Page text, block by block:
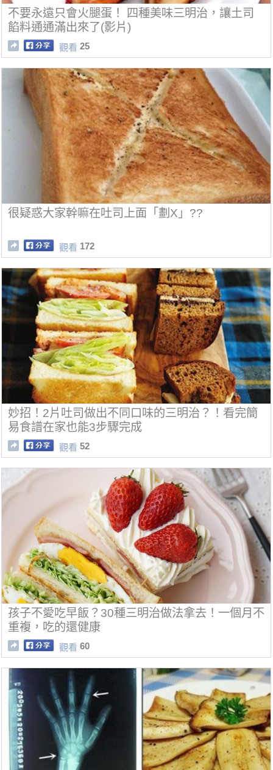
不要永遠只會火腿蛋！ 四種美味三明治，讓土司
餡料通通滿出來了(影片)
觀看 25
很疑惑大家幹嘛在吐司上面「劃X」??
觀看 172
妙招！2片吐司做出不同口味的三明治？！看完簡
易食譜在家也能3步驟完成
觀看 52
孩子不愛吃早飯？30種三明治做法拿去！一個月不
重複，吃的還健康
觀看 60